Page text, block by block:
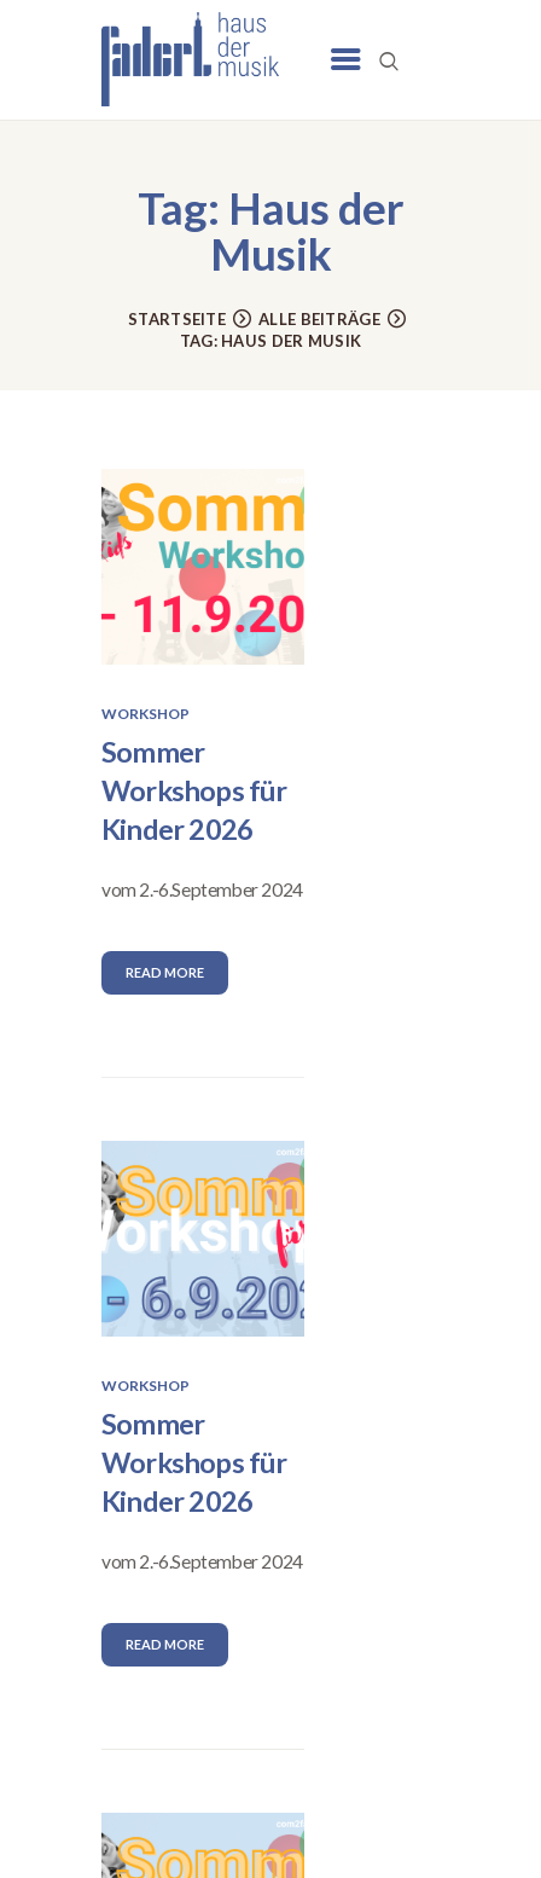
Tag: Haus der
Musik
STARTSEITE
ALLE BEITRÄGE
TAG: HAUS DER MUSIK
NEWS
UNSER HAUS
KONTAKT
WORKSHOP
Sommer
Workshops für
Kinder 2026
vom 2.-6.September 2024
READ MORE
WORKSHOP
Sommer
Workshops für
Kinder 2026
vom 2.-6.September 2024
READ MORE